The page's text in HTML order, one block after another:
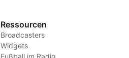
Ressourcen
Broadcasters
Widgets
Fußball im Radio